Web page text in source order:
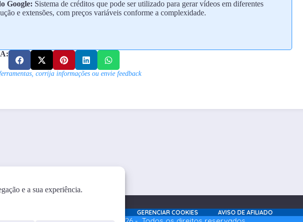
e a sua experiência.
Google: Sistema de créditos que pode ser utilizado para gerar vídeos em diferentes
e extensões, com preços variáveis conforme a complexidade.
corrija informações ou envie feedback
GERENCIAR COOKIES AVISO DE AFILIADO